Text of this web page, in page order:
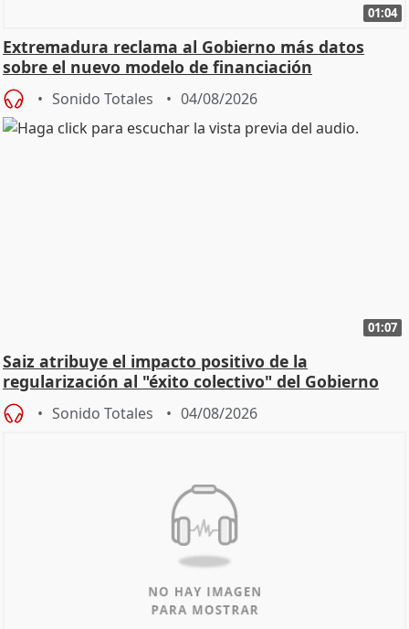
01:04
Extremadura reclama al Gobierno más datos
sobre el nuevo modelo de financiación
Sonido Totales 04/08/2026
01:07
Saiz atribuye el impacto positivo de la
regularización al "éxito colectivo" del Gobierno
Sonido Totales 04/08/2026